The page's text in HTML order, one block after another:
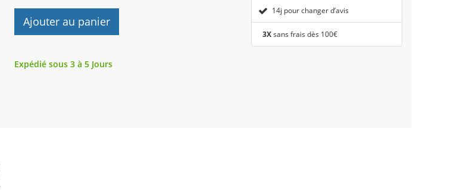
Ajouter au panier
14j pour changer d’avis
3Xsans frais dès 100€
Expédié sous 3 à 5 Jours